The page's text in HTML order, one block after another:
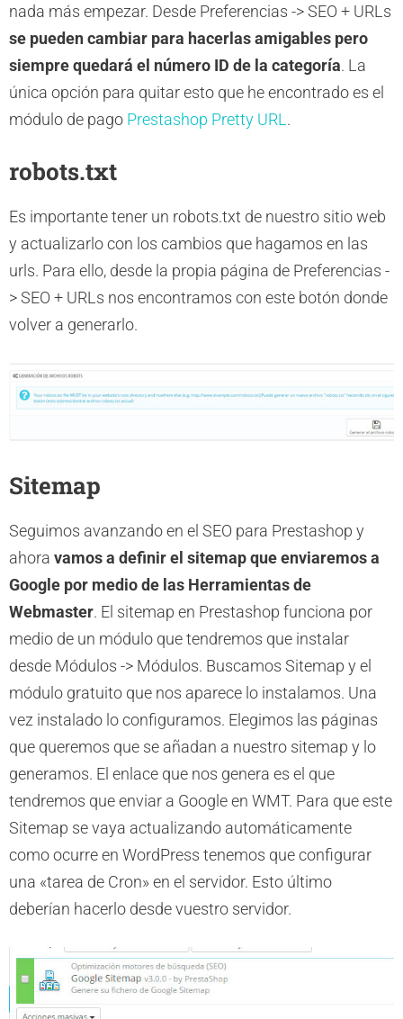
nada más empezar. Desde Preferencias -> SEO + URLs
se pueden cambiar para hacerlas amigables pero
siempre quedará el número ID de la categoría. La
única opción para quitar esto que he encontrado es el
módulo de pago Prestashop Pretty URL .
robots.txt
Es importante tener un robots.txt de nuestro sitio web
y actualizarlo con los cambios que hagamos en las
urls. Para ello, desde la propia página de Preferencias -
> SEO + URLs nos encontramos con este botón donde
volver a generarlo.
Sitemap
Seguimos avanzando en el SEO para Prestashop y
ahora vamos a definir el sitemap que enviaremos a
Google por medio de las Herramientas de
Webmaster. El sitemap en Prestashop funciona por
medio de un módulo que tendremos que instalar
desde Módulos -> Módulos. Buscamos Sitemap y el
módulo gratuito que nos aparece lo instalamos. Una
vez instalado lo configuramos. Elegimos las páginas
que queremos que se añadan a nuestro sitemap y lo
generamos. El enlace que nos genera es el que
tendremos que enviar a Google en WMT. Para que este
Sitemap se vaya actualizando automáticamente
como ocurre en WordPress tenemos que configurar
una «tarea de Cron» en el servidor. Esto último
deberían hacerlo desde vuestro servidor.